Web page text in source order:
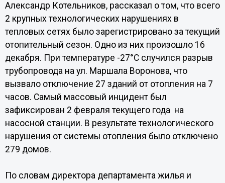
Александр Котельников, рассказал о том, что всего
2 крупных технологических нарушениях в
тепловых сетях было зарегистрировано за текущий
отопительный сезон. Одно из них произошло 16
декабря. При температуре -27°С случился разрыв
трубопровода на ул. Маршала Воронова, что
вызвало отключение 27 зданий от отопления на 7
часов. Самый массовый инцидент был
зафиксирован 2 февраля текущего года на
насосной станции. В результате технологического
нарушения от системы отопления было отключено
279 домов.
По словам директора департамента жилья и